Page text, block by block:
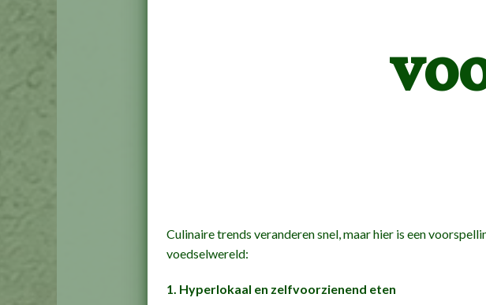
Culinaire trends veranderen snel, maar hier is een
voedselwereld:
1. Hyperlokaal en zelfvoorzienend eten